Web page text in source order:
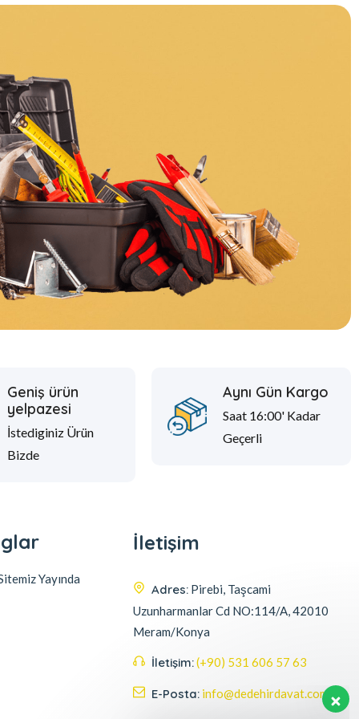
Geniş ürün
yelpazesi
İstediginiz Ürün
Bizde
Aynı Gün Kargo
Saat 16:00' Kadar
Geçerli
Yayında
İletişim
Adres: Pirebi, Taşcami
Uzunharmanlar Cd NO:114/A, 42010
Meram/Konya
İletişim:(+90) 531 606 57 63
E-Posta: info@dedehirdavat.com